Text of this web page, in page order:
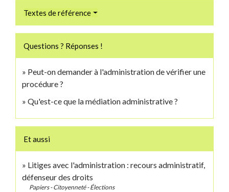
Textes de référence
Questions ? Réponses !
Peut-on demander à l'administration de vérifier une
procédure ?
Qu'est-ce que la médiation administrative ?
Et aussi
Litiges avec l'administration : recours administratif,
défenseur des droits
Papiers - Citoyenneté - Élections